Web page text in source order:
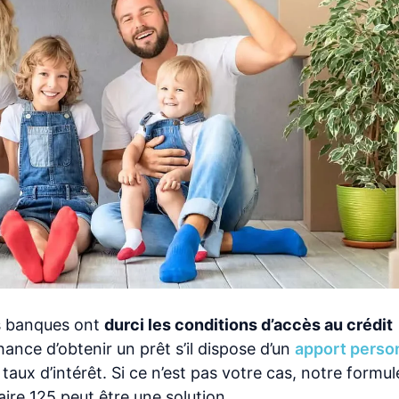
banques ont durci les conditions d’accès au crédit
d’obtenir un prêt s’il dispose d’un apport
d’intérêt. Si ce n’est pas votre cas, notre